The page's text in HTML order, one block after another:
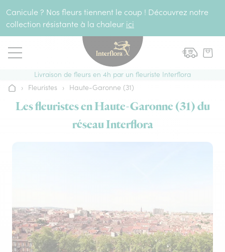
Canicule ? Nos fleurs tiennent le coup ! Découvrez notre
collection résistante à la chaleur ici
Livraison de fleurs en 4h par un fleuriste Interflora
Accueil
› Fleuristes › Haute-Garonne (31)
Les fleuristes en Haute-Garonne (31) du
réseau Interflora